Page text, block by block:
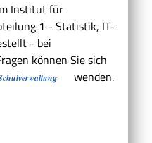
Institut für
1 - Statistik, IT-
- bei
können Sie sich
wenden.